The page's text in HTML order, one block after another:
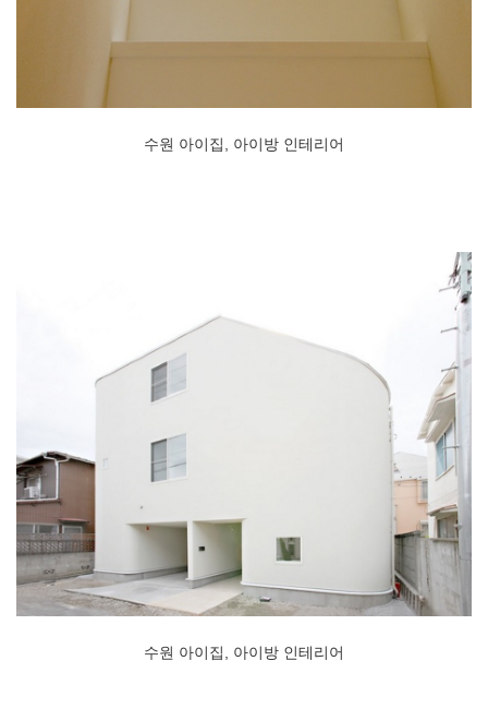
수원 아이집, 아이방 인테리어
수원 아이집, 아이방 인테리어